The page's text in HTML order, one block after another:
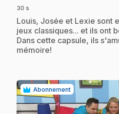
30 s
.Louis, Josée et Lexie sont
jeux classiques... et ils ont
Dans cette capsule, ils
mémoire!
Abonnement